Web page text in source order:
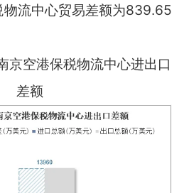
流中心贸易差额为839.65
空港保税物流中心进出口
差额